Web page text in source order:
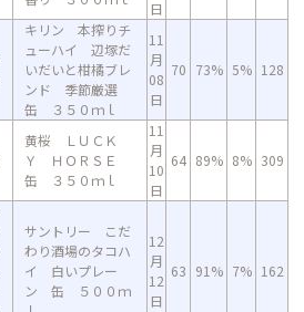
日
キリン 本搾りチ
ューハイ 辺塚だ
いだいと柑橘ブレ
ンド 季節厳選
缶 ３５０ｍｌ
11
月
08
日
70 73% 5% 128
黄桜 ＬＵＣＫ
Ｙ ＨＯＲＳＥ
缶 ３５０ｍｌ
11
月
10
日
64 89% 8% 309
サントリー こだ
わり酒場のタコハ
イ 白いプレー
ン 缶 ５００ｍ
12
月
12
日
63 91% 7% 162